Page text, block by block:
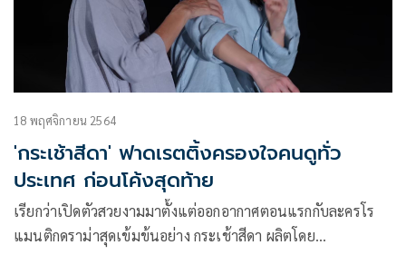
18 พฤศจิกายน 2564
'กระเช้าสีดา' ฟาดเรตติ้งครองใจคนดูทั่ว
ประเทศ ก่อนโค้งสุดท้าย
เรียกว่าเปิดตัวสวยงามมาตั้งแต่ออกอากาศตอนแรกกับละครโร
แมนติกดราม่าสุดเข้มข้นอย่าง กระเช้าสีดา ผลิตโดย